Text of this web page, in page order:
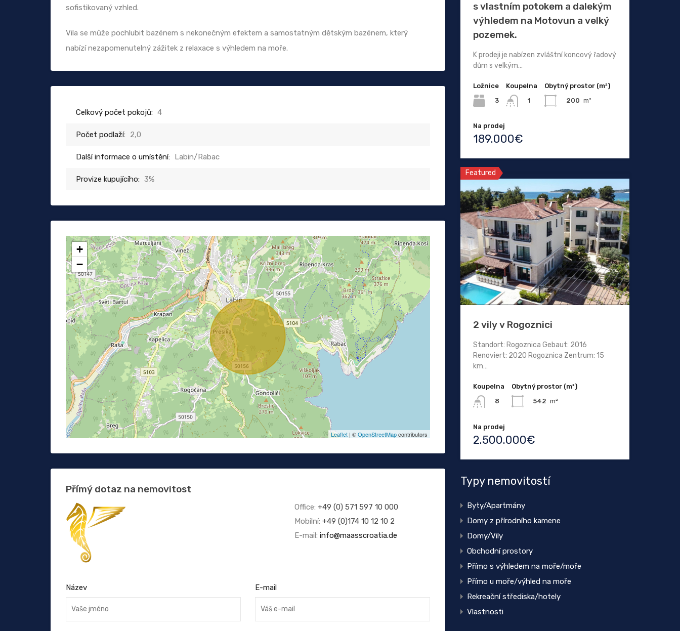
sofistikovaný vzhled.
Vila se může pochlubit bazénem s nekonečným efektem a samostatným dětským bazénem, který
nabízí nezapomenutelný zážitek z relaxace s výhledem na moře.
Celkový počet pokojů: 4
Počet podlaží: 2,0
Další informace o umístění: Labin/Rabac
Provize kupujícího: 3%
+
−
Leaflet| ©OpenStreetMapcontributors
Přímý dotaz na nemovitost
Office: +49 (0) 571 597 10 000
Mobilní: +49 (0)174 10 12 10 2
E-mail: info@maasscroatia.de
Název E-mail
s vlastním potokem a dalekým
výhledem na Motovun a velký
pozemek.
K prodeji je nabízen zvláštní koncový řadový
dům s velkým…
Ložnice
3
Koupelna
1
Obytný prostor (m²)
200 m²
Na prodej
189.000€
Featured
2 vily v Rogoznici
Standort: Rogoznica Gebaut: 2016
Renoviert: 2020 Rogoznica Zentrum: 15
km…
Koupelna
8
Obytný prostor (m²)
542 m²
Na prodej
2.500.000€
Typy nemovitostí
Byty/Apartmány
Domy z přírodního kamene
Domy/Vily
Obchodní prostory
Přímo s výhledem na moře/moře
Přímo u moře/výhled na moře
Rekreační střediska/hotely
Vlastnosti